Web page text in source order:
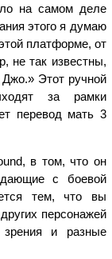
на самом деле
этого я думаю
платформе, от
не так известны,
Этот ручной
за рамки
перевод мать 3
в том, что он
с боевой
тем, что вы
персонажей
зрения и разные